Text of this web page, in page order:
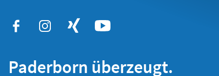
Paderborn überzeugt.